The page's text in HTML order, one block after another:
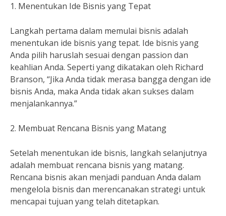
1. Menentukan Ide Bisnis yang Tepat
Langkah pertama dalam memulai bisnis adalah
menentukan ide bisnis yang tepat. Ide bisnis yang
Anda pilih haruslah sesuai dengan passion dan
keahlian Anda. Seperti yang dikatakan oleh Richard
Branson, “Jika Anda tidak merasa bangga dengan ide
bisnis Anda, maka Anda tidak akan sukses dalam
menjalankannya.”
2. Membuat Rencana Bisnis yang Matang
Setelah menentukan ide bisnis, langkah selanjutnya
adalah membuat rencana bisnis yang matang.
Rencana bisnis akan menjadi panduan Anda dalam
mengelola bisnis dan merencanakan strategi untuk
mencapai tujuan yang telah ditetapkan.